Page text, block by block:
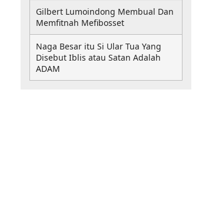
Gilbert Lumoindong Membual Dan
Memfitnah Mefibosset
Naga Besar itu Si Ular Tua Yang
Disebut Iblis atau Satan Adalah
ADAM